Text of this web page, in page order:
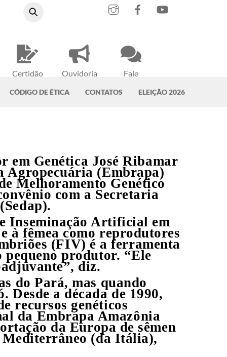
Certidão
Ouvidoria
Fale
InstagramFacebook
CÓDIGO DE ÉTICA CONTATOS ELEIÇÃO 2026
em Genética José Ribamar
Agropecuária (Embrapa)
Melhoramento Genético
com a Secretaria
Inseminação Artificial em
à fêmea como reprodutores
(FIV) é a ferramenta
pequeno produtor. “Ele
diz.
do Pará, mas quando
a década de 1990,
recursos genéticos
da Embrapa Amazônia
da Europa de sêmen
Mediterrâneo (da Itália),